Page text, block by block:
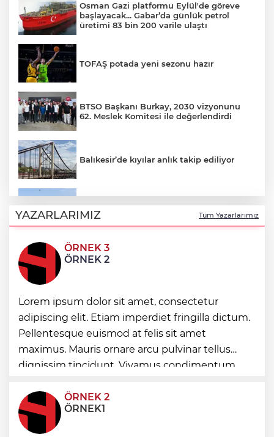
Osman Gazi platformu Eylül'de göreve
başlayacak... Gabar’da günlük petrol
üretimi 83 bin 200 varile ulaştı
TOFAŞ potada yeni sezonu hazır
BTSO Başkanı Burkay, 2030 vizyonunu
62. Meslek Komitesi ile değerlendirdi
Balıkesir’de kıyılar anlık takip ediliyor
bireylere yaz tatili sunuyor
Trabzonspor'a büyük destek
Eskişehir'de kırsal mahallelere yeni su
depoları
Antalya Büyükşehir’den Kemer’e çevre
düzenleme
YAZARLARIMIZ Tüm Yazarlarımız
ÖRNEK 3
ÖRNEK 2
Lorem ipsum dolor sit amet, consectetur
adipiscing elit. Etiam imperdiet fringilla dictum.
Pellentesque euismod at felis sit amet
maximus. Mauris ornare arcu pulvinar tellus
dignissim tincidunt. Vivamus condimentum
condimentum eros et, faucibus sapien. Praese
ÖRNEK 2
ÖRNEK1